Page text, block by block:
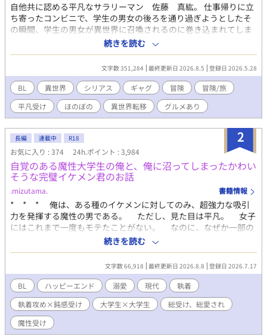
自他共に認める平凡なサラリーマン 佐藤 真紘。 仕事帰りに立
ち寄ったコンビニで、学生の男女の後ろを通り過ぎようとしたそ
の瞬間、学生の男女が異世界に召喚されるのに巻き込まれてしま
う。 召喚された先の状況に、ラノベにアニメにゲームが好きなオ
タクの真紘は理解した。 これアカン方の召喚やん。と。 だが様々
な事情が重なり、真紘は死を免れて単身旅に出ることに。 元の世
界での知識と召喚者特典を駆使して旅をする真紘。 そこに護衛と
してイケメン騎士謙冒険者のロイドが付けられてしまい、仕方な
く国境まで護衛として同行することになるが？ 年下イケメン冒険
者（騎士）×年上鈍感平凡男性 どちらもノンケです。でもBLで
す。 冒険や人との出会いだったり世界観がメインで、恋愛要素ま
でいくのが長くなりますが、二人の心の機微を書くのが楽しくて
ジレジレになりそうですが、それでも良ければのんびりお付き合
い頂けましたら幸いです。 R18要素は入れる予定ですが、進行上
めっちゃ先になります。題名に※ついたらR18です。 R15程度は
予告なく入れますので、ご了承下さい。 誤字脱字等ありました
ら、優しく御報告頂けますと助かります。 良ければコメント頂け
ますと嬉しいです。 因みに表紙は、イメージを固めるためにAIに
作ってもらったものです。 ムーンライトノベルズにも掲載してま
す。
続きを読む
文字数 351,284 最終更新日 2026.8.5 登録日 2026.5.28
BL 異世界 シリアス ギャグ 冒険
冒険/旅
平凡受け
ほのぼの 異世界転移 グルメあり
2
長編 連載中 R18
お気に入り : 374 24h.ポイント : 3,984
自覚のある魔性大学生の俺と、俺に沼ってしまったかわい
そうな完璧イケメン君のお話
.mizutama. 書籍情報
* * * 俺は、ある種のイケメンに対してのみ、超強力な吸引
力を発揮する魔性の男である。 ただし、見た目は平凡。 女子
にはこれまで一度もモテたことがない。 なのに、なぜか一部の
完璧なイケメンだけが、俺に異常なほど沼ってしまうのだ。 大
学二年の夏、イベントサークルのBBQで出会ったK大の御堂理人
も、顔よし、頭よし、家柄よしの完璧男子だった。 御堂と目が
合った瞬間、俺は確信した。 ――こいつも、俺にハマる。 と
ころが御堂は、これまで俺が出会った男たちとは少し違ってい
た。 ・・・・・・・・・・・・・ 正統派の王道完璧イケメン大
学生 × 自覚アリの魔性の大学生（平凡） ☆気の向くままに
書いています。 更新頻度は気力と体力次第。応援よろしくおね
がいします！
続きを読む
文字数 66,918 最終更新日 2026.8.8 登録日 2026.7.17
BL ハッピーエンド 溺愛 現代
執着
執着攻め×鈍感受け
大学生×大学生
総受け、総愛され
魔性受け